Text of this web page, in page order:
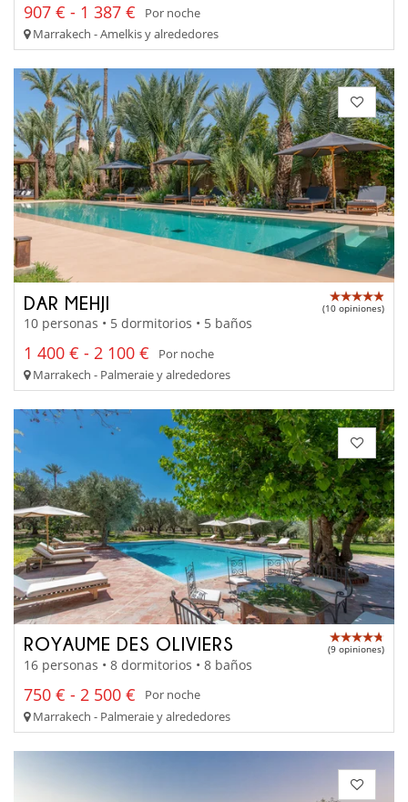
907 € - 1 387 €
Por noche
Marrakech - Amelkis y alrededores
DAR MEHJI (10 opiniones)
10 personas • 5 dormitorios • 5 baños
1 400 € - 2 100 €
Por noche
Marrakech - Palmeraie y alrededores
ROYAUME DES OLIVIERS (9 opiniones)
16 personas • 8 dormitorios • 8 baños
750 € - 2 500 €
Por noche
Marrakech - Palmeraie y alrededores